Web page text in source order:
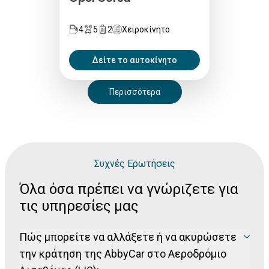
4 5 2 Χειροκίνητο
Δείτε το αυτοκίνητο
Περισσότερα
Συχνές Ερωτήσεις
Όλα όσα πρέπει να γνώριζετε για
τις υπηρεσίες μας
Πώς μπορείτε να αλλάξετε ή να ακυρώσετε
την κράτηση της AbbyCar στο Αεροδρόμιο